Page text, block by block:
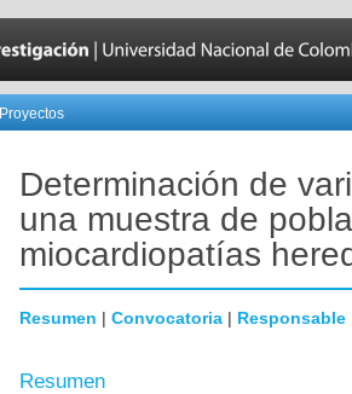
Proyectos
Determinación de
una muestra de
miocardiopatías
Resumen | Convocatoria | Responsable
Resumen